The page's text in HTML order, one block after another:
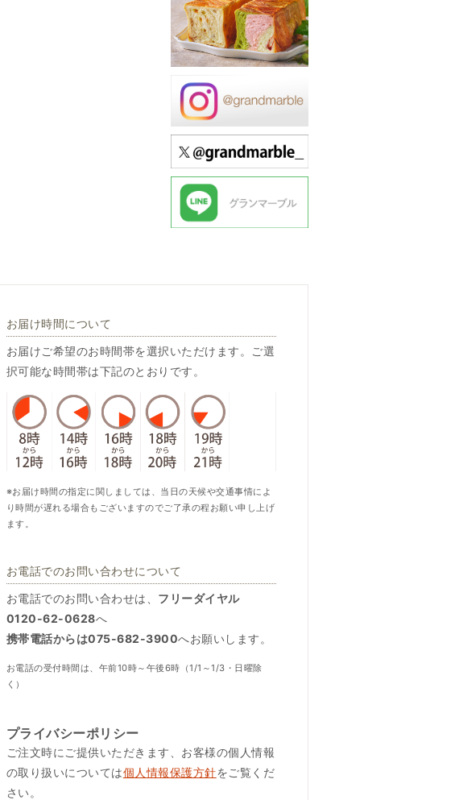
お届け時間について
お届けご希望のお時間帯を選択いただけます。ご選
択可能な時間帯は下記のとおりです。
※お届け時間の指定に関しましては、当日の天候や交通事情によ
り時間が遅れる場合もございますのでご了承の程お願い申し上げ
ます。
お電話でのお問い合わせについて
お電話でのお問い合わせは、 フリーダイヤル
0120-62-0628へ
携帯電話からは075-682-3900へお願いします。
お電話の受付時間は、午前10時～午後6時（1/1～1/3・日曜除
く）
プライバシーポリシー
ご注文時にご提供いただきます、お客様の個人情報
の取り扱いについては個人情報保護方針をご覧くだ
さい。